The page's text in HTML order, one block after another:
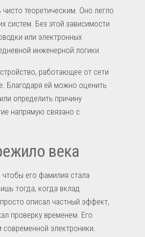
теоретическим. Оно легло
систем. Без этой зависимости
или электронных
инженерной логики.
работающее от сети
Благодаря ей можно оценить
определить причину
напрямую связано с
века
его фамилия стала
тогда, когда вклад
описал частный эффект,
проверку временем. Его
электроники.